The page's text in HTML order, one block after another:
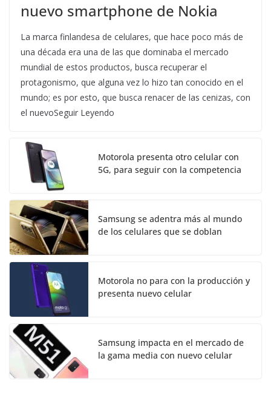
nuevo smartphone de Nokia
La marca finlandesa de celulares, que hace poco más de
una década era una de las que dominaba el mercado
mundial de estos productos, busca recuperar el
protagonismo, que alguna vez lo hizo tan conocido en el
mundo; es por esto, que busca renacer de las cenizas, con
el nuevoSeguir Leyendo
Motorola presenta otro celular con
5G, para seguir con la competencia
Samsung se adentra más al mundo
de los celulares que se doblan
Motorola no para con la producción y
presenta nuevo celular
Samsung impacta en el mercado de
la gama media con nuevo celular